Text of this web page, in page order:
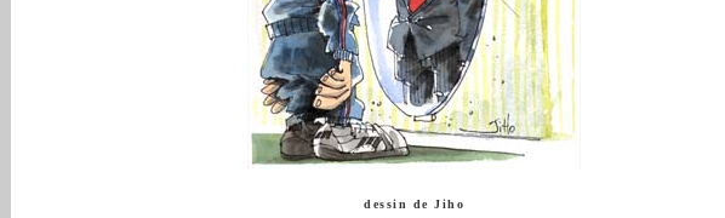
dessin de Jiho